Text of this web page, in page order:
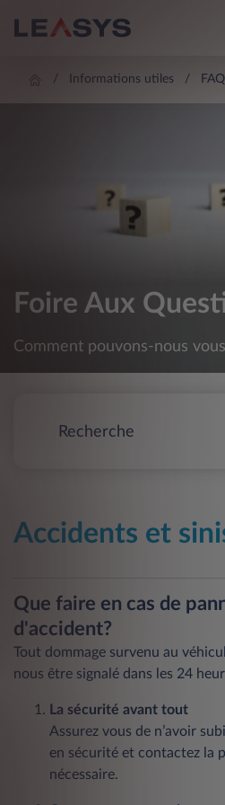
Informations utiles FAQ
Foire Aux
Comment pouvons-nous
Accidents et
Que faire en cas de
d'accident?
Tout dommage survenu au
nous être signalé dans les 24
La sécurité avant tout
Assurez vous de n’avoir
en sécurité et contactez la
nécessaire.